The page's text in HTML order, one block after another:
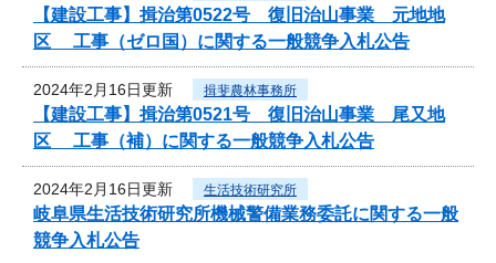
【建設工事】揖治第0522号 復旧治山事業 元地地
区 工事（ゼロ国）に関する一般競争入札公告
2024年2月16日更新 揖斐農林事務所
【建設工事】揖治第0521号 復旧治山事業 尾又地
区 工事（補）に関する一般競争入札公告
2024年2月16日更新 生活技術研究所
岐阜県生活技術研究所機械警備業務委託に関する一般
競争入札公告